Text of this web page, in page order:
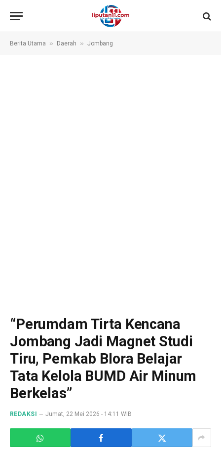
Berita Utama » Daerah » Jombang
“Perumdam Tirta Kencana
Jombang Jadi Magnet Studi
Tiru, Pemkab Blora Belajar
Tata Kelola BUMD Air Minum
Berkelas”
REDAKSI Jumat, 22 Mei 2026 - 14:11 WIB